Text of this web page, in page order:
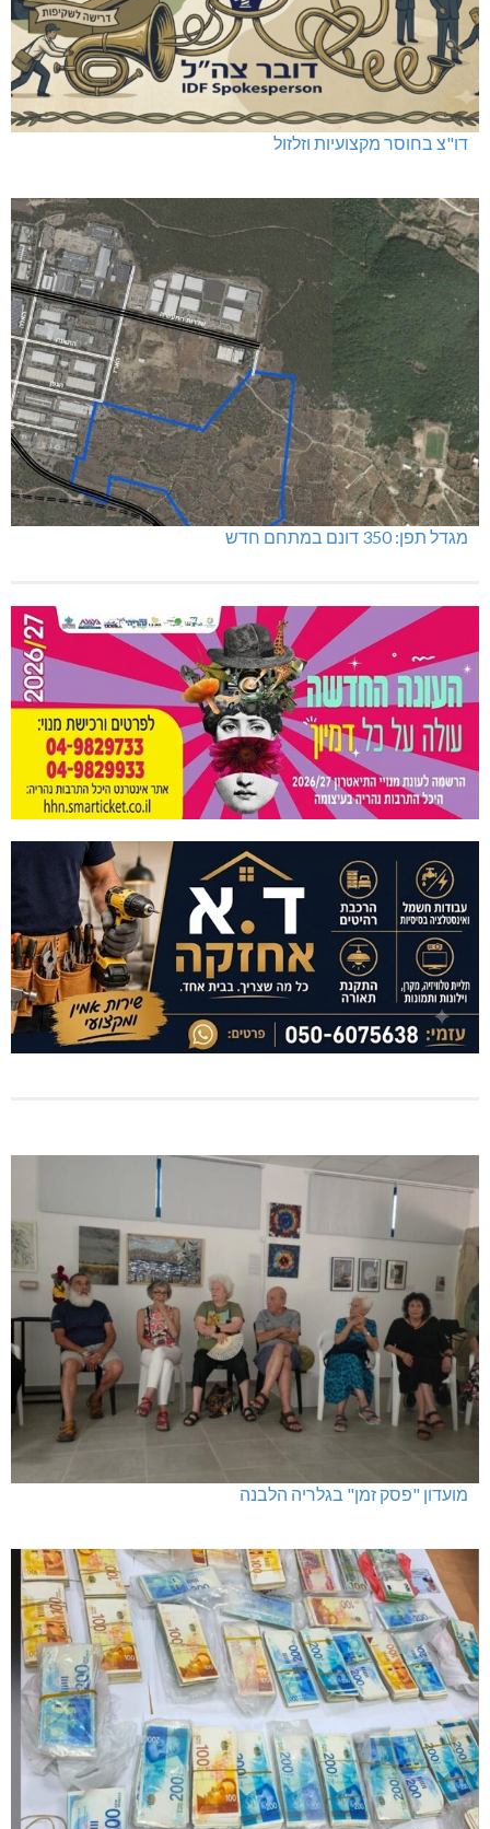
דו"צ בחוסר מקצועיות וזלזול
מגדל תפן: 350 דונם במתחם חדש
מועדון "פסק זמן" בגלריה הלבנה